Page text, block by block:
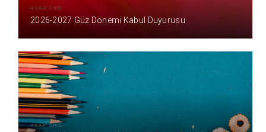
4 SAAT ÖNCE
2026-2027 Güz Dönemi Kabul Duyurusu
4 SAAT ÖNCE